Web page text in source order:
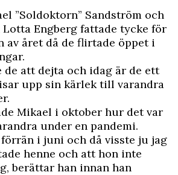
”Soldoktorn” Sandström och
Engberg fattade tycke för
av året då de flirtade öppet i
de att dejta och idag är de ett
upp sin kärlek till varandra
Mikael i oktober hur det var
under en pandemi.
i juni och då visste ju jag
henne och att hon inte
berättar han innan han